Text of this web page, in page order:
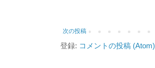
次の投稿
登録: コメントの投稿 (Atom)